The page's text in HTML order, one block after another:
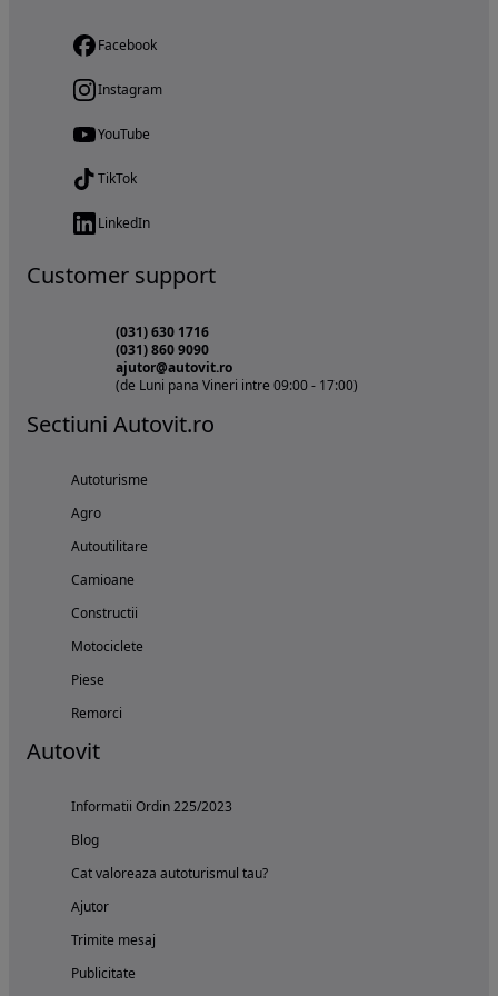
Facebook
Instagram
YouTube
TikTok
LinkedIn
Customer support
(031) 630 1716
(031) 860 9090
ajutor@autovit.ro
(de Luni pana Vineri intre 09:00 - 17:00)
Sectiuni Autovit.ro
Autoturisme
Agro
Autoutilitare
Camioane
Constructii
Motociclete
Piese
Remorci
Autovit
Informatii Ordin 225/2023
Blog
Cat valoreaza autoturismul tau?
Ajutor
Trimite mesaj
Publicitate